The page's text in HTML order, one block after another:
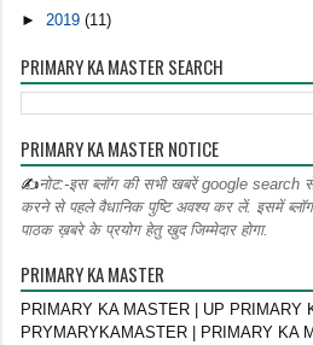
► 2019(11)
PRIMARY KA MASTER SEARCH
PRIMARY KA MASTER NOTICE
✍नोट:-इस ब्लॉग की सभी खबरें google search
करने से पहले वैधानिक पुष्टि अवश्य कर लें. इसमें ब्लॉग
पाठक ख़बरे के प्रयोग हेतु खुद जिम्मेदार होगा.
PRIMARY KA MASTER
PRIMARY KA MASTER | UP PRIMARY
PRYMARYKAMASTER | PRIMARY KA